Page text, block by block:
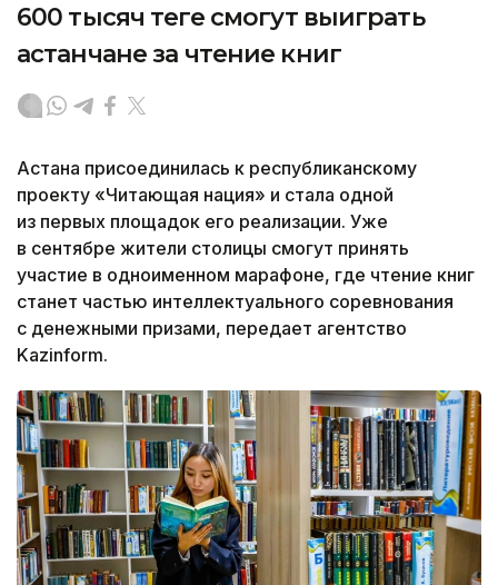
600 тысяч теңге смогут выиграть
астанчане за чтение книг
Астана присоединилась к республиканскому
проекту «Читающая нация» и стала одной
из первых площадок его реализации. Уже
в сентябре жители столицы смогут принять
участие в одноименном марафоне, где чтение книг
станет частью интеллектуального соревнования
с денежными призами, передает агентство
Kazinform.